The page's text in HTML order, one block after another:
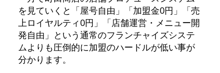
を見ていくと「屋号自由」「加盟金0円」「売
上ロイヤルティ0円」「店舗運営・メニュー開
発自由」という通常のフランチャイズシステ
ムよりも圧倒的に加盟のハードルが低い事が
分かります。